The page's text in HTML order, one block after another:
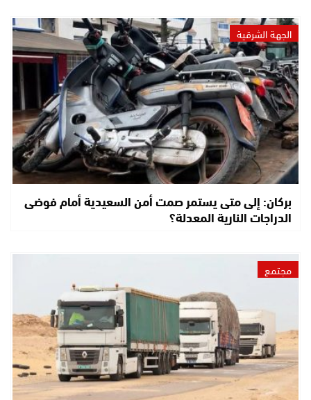
الجهة الشرقية
بركان: إلى متى يستمر صمت أمن السعيدية أمام فوضى
الدراجات النارية المعدلة؟
مجتمع